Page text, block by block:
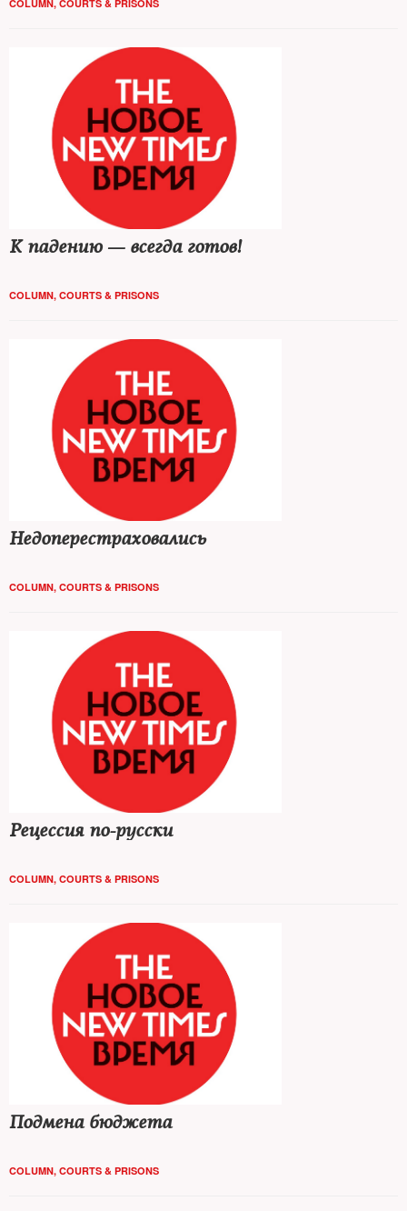
COLUMN, COURTS & PRISONS
К падению — всегда готов!
COLUMN, COURTS & PRISONS
Недоперестраховались
COLUMN, COURTS & PRISONS
Рецессия по-русски
COLUMN, COURTS & PRISONS
Подмена бюджета
COLUMN, COURTS & PRISONS